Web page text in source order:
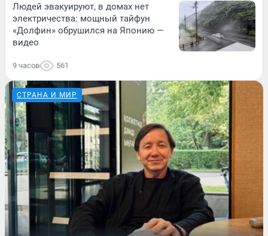
Людей эвакуируют, в домах нет
электричества: мощный тайфун
«Долфин» обрушился на Японию —
видео
9 часов 561
СТРАНА И МИР